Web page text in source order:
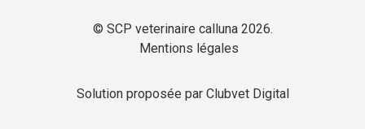
© SCP veterinaire calluna 2026.
Mentions légales
Solution proposée par Clubvet Digital